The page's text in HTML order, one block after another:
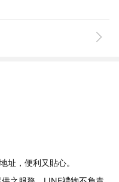
址，便利又貼心。